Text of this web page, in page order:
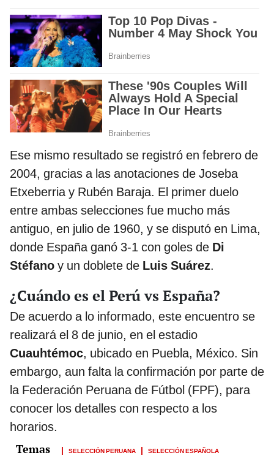
Ese mismo resultado se registró en febrero de
2004, gracias a las anotaciones de Joseba
Etxeberria y Rubén Baraja. El primer duelo
entre ambas selecciones fue mucho más
antiguo, en julio de 1960, y se disputó en Lima,
donde España ganó 3-1 con goles de Di
Stéfano y un doblete de Luis Suárez.
¿Cuándo es el Perú vs España?
De acuerdo a lo informado, este encuentro se
realizará el 8 de junio, en el estadio
Cuauhtémoc, ubicado en Puebla, México. Sin
embargo, aun falta la confirmación por parte de
la Federación Peruana de Fútbol (FPF), para
conocer los detalles con respecto a los
horarios.
SELECCIÓN PERUANA SELECCIÓN ESPAÑOLA